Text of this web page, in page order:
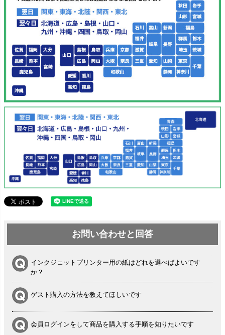
お問い合わせと回答
インクジェットプリンター用の紙はどれを選べばよいです
か？
ゲスト購入の方法を教えてほしいです
会員ログインをして商品を購入する手順を知りたいです